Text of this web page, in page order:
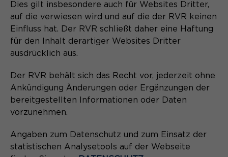
Dies gilt insbesondere auch für Websites Dritter,
auf die verwiesen wird und auf die der RVR keinen
Einfluss hat. Der RVR schließt daher eine Haftung
für den Inhalt derartiger Websites Dritter
ausdrücklich aus.
Der RVR behält sich das Recht vor, jederzeit ohne
Ankündigung Änderungen oder Ergänzungen der
bereitgestellten Informationen oder Daten
vorzunehmen.
Angaben zum Datenschutz und zum Einsatz der
statistischen Analysetools auf der Webseite